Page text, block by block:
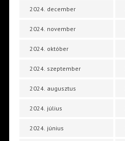
2024. december
2024. november
2024. október
2024. szeptember
2024. augusztus
2024. július
2024. június